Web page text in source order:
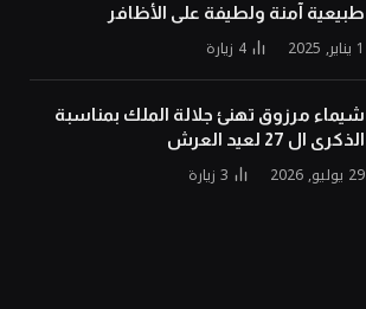
طبيعية آمنة ولطيفة على الأظافر
1 يناير, 2025 4 زيارة
شيماء مرزوق تهنئ جلالة الملك بمناسبة
الذكرى ال 27 لعيد العرش
29 يوليو, 2026 3 زيارة